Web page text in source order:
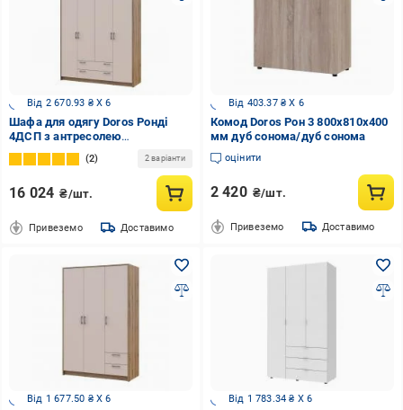
Від 2 670.93 ₴ X 6
Шафа для одягу Doros Ронді
4ДСП з антресолею
2360х1600х520 мм дуб артізан
кашемір
2 2 варіанти
16 024 ₴/шт.
Привеземо Доставимо
Від 403.37 ₴ X 6
Комод Doros Рон 3 800x810x400
мм дуб сонома/дуб сонома
оцінити
2 420 ₴/шт.
Привеземо Доставимо
Від 1 677.50 ₴ X 6 Від 1 783.34 ₴ X 6